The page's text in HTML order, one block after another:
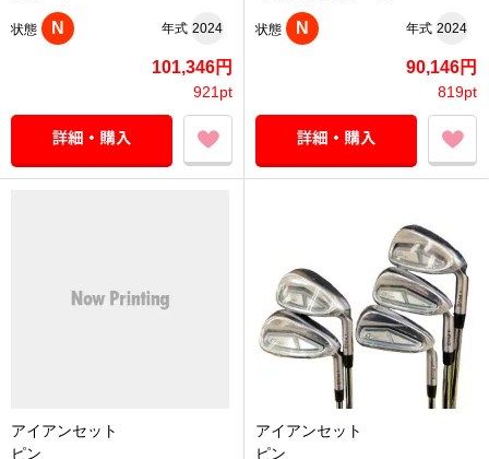
状態 N 年式 2024
101,346円
921pt
状態 N 年式 2024
90,146円
819pt
アイアンセット
ピン
アイアンセット
ピン